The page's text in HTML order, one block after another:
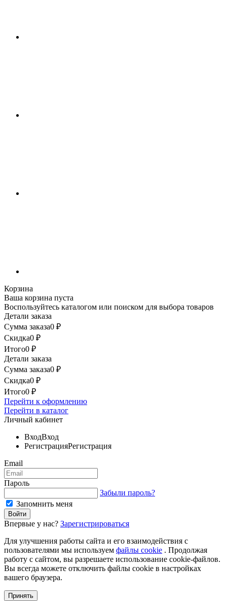
Корзина
Ваша корзина пуста
Воспользуйтесь каталогом или поиском для выбора товаров
Детали заказа
Сумма заказа0 ₽
Скидка0 ₽
Итого0 ₽
Детали заказа
Сумма заказа0 ₽
Скидка0 ₽
Итого0 ₽
Перейти к оформлению
Перейти в каталог
Личный кабинет
ВходВход
РегистрацияРегистрация
Email
Пароль
Забыли пароль?
Запомнить меня
Впервые у нас? Зарегистрироваться
Для улучшения работы сайта и его взаимодействия с
пользователями мы используем файлы cookie . Продолжая
работу с сайтом, вы разрешаете использование cookie-файлов.
Вы всегда можете отключить файлы cookie в настройках
вашего браузера.
Принять